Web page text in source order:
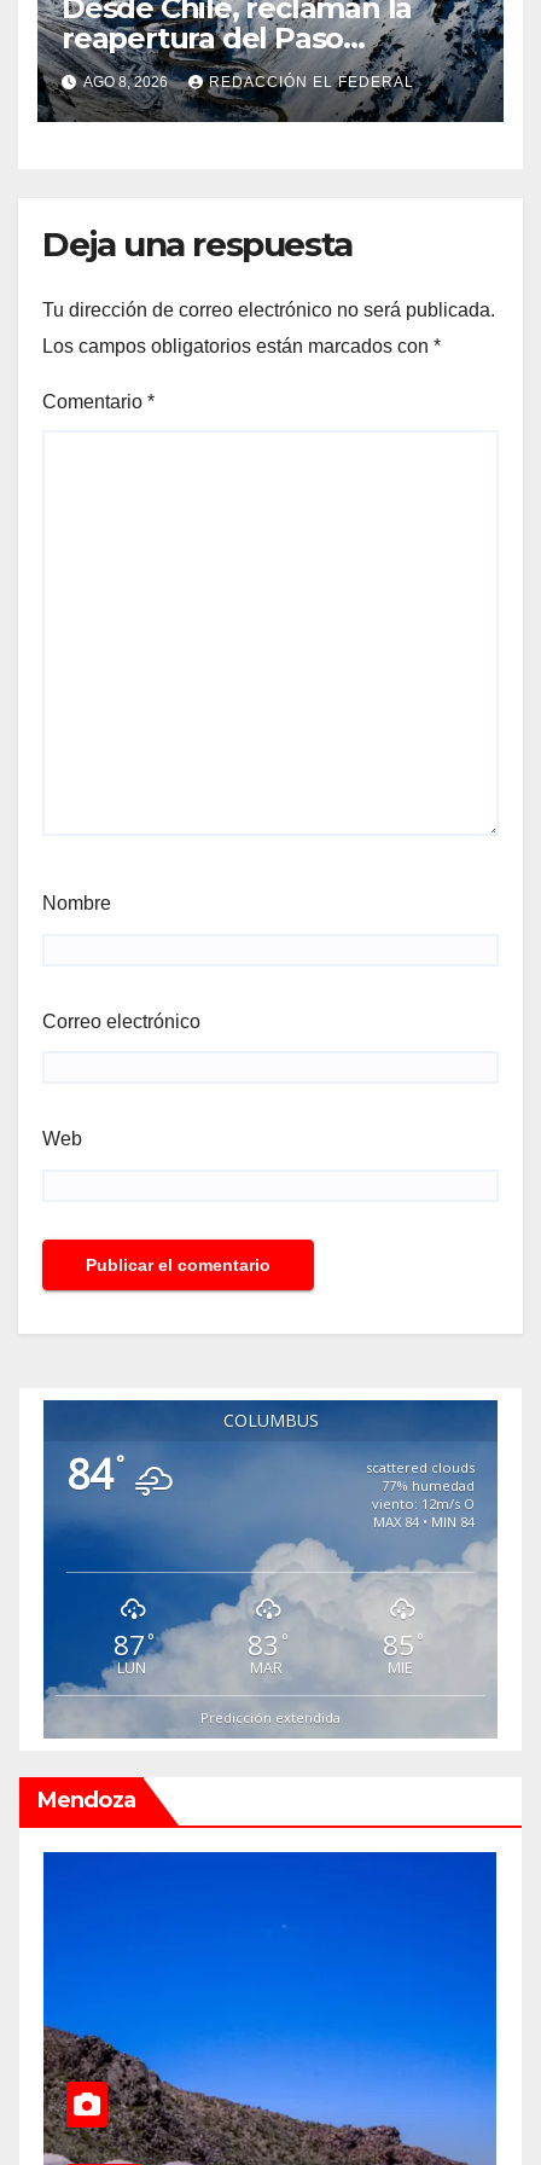
Desde Chile, reclaman la
reapertura del Paso
Internacional Los
Libertadores: pérdidas
millonarias
AGO 8, 2026 REDACCIÓN EL FEDERAL
Deja una respuesta
Tu dirección de correo electrónico no será publicada.
Los campos obligatorios están marcados con *
Comentario *
Nombre
Correo electrónico
Web
COLUMBUS
84°
scattered clouds
77% humedad
viento: 12m/s O
MAX 84 • MIN 84
87 °
LUN
83 °
MAR
85 °
MIE
Predicción extendida
Mendoza